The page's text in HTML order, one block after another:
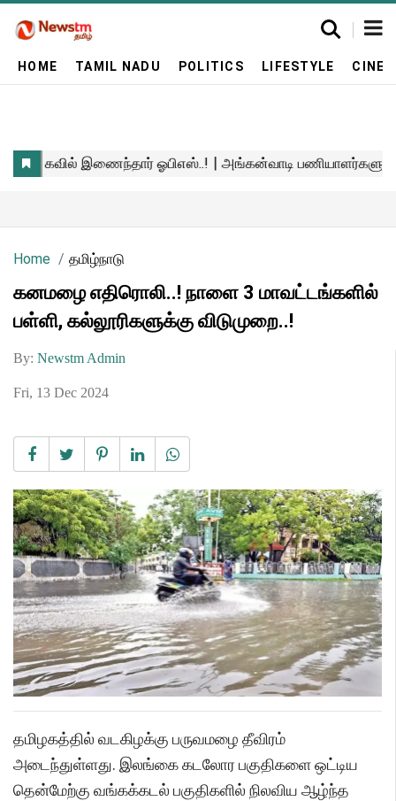
HOME TAMIL NADU POLITICS LIFESTYLE
Home தமிழ்நாடு
கனமழை எதிரொலி..! நாளை 3 மாவட்டங்களில்
பள்ளி, கல்லூரிகளுக்கு விடுமுறை..!
By: Newstm Admin
Fri, 13 Dec 2024
தமிழகத்தில் வடகிழக்கு பருவமழை தீவிரம்
அடைந்துள்ளது. இலங்கை கடலோர பகுதிகளை ஒட்டிய
தென்மேற்கு வங்கக்கடல் பகுதிகளில் நிலவிய ஆழ்ந்த